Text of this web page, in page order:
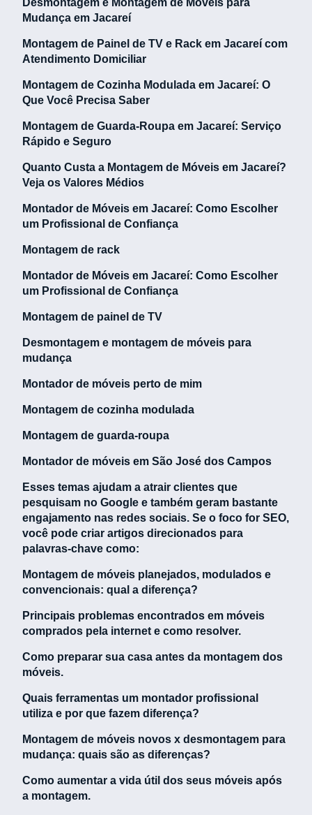
Desmontagem e Montagem de Móveis para
Mudança em Jacareí
Montagem de Painel de TV e Rack em Jacareí com
Atendimento Domiciliar
Montagem de Cozinha Modulada em Jacareí: O
Que Você Precisa Saber
Montagem de Guarda-Roupa em Jacareí: Serviço
Rápido e Seguro
Quanto Custa a Montagem de Móveis em Jacareí?
Veja os Valores Médios
Montador de Móveis em Jacareí: Como Escolher
um Profissional de Confiança
Montagem de rack
Montador de Móveis em Jacareí: Como Escolher
um Profissional de Confiança
Montagem de painel de TV
Desmontagem e montagem de móveis para
mudança
Montador de móveis perto de mim
Montagem de cozinha modulada
Montagem de guarda-roupa
Montador de móveis em São José dos Campos
Esses temas ajudam a atrair clientes que
pesquisam no Google e também geram bastante
engajamento nas redes sociais. Se o foco for SEO,
você pode criar artigos direcionados para
palavras-chave como:
Montagem de móveis planejados, modulados e
convencionais: qual a diferença?
Principais problemas encontrados em móveis
comprados pela internet e como resolver.
Como preparar sua casa antes da montagem dos
móveis.
Quais ferramentas um montador profissional
utiliza e por que fazem diferença?
Montagem de móveis novos x desmontagem para
mudança: quais são as diferenças?
Como aumentar a vida útil dos seus móveis após
a montagem.